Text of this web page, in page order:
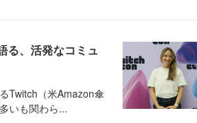
る、活発なコミュ
Twitch（米Amazon傘
いも関わら...